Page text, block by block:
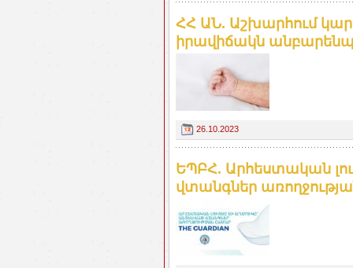
ՀՀ ԱՆ. Աշխարհում
իրավիճակն
26.10.2023
ԵՊԲՀ. Արհեստական
վտանգներ